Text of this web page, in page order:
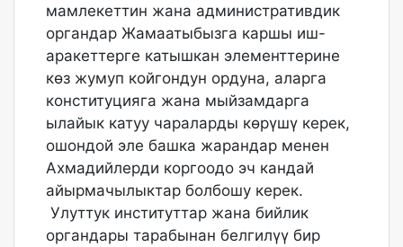
мамлекеттин жана административдик
органдар Жамаатыбызга каршы иш-
аракеттерге катышкан элементтерине
көз жумуп койгондун ордуна, аларга
конституцияга жана мыйзамдарга
ылайык катуу чараларды көрүшү керек,
ошондой эле башка жарандар менен
Ахмадийлерди коргоодо эч кандай
айырмачылыктар болбошу керек.
Улуттук институттар жана бийлик
органдары тарабынан белгилүү бир